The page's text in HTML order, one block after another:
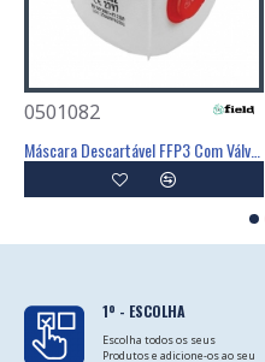
0501082
1º - ESCOLHA
Escolha todos os seus
Produtos e adicione-os ao seu